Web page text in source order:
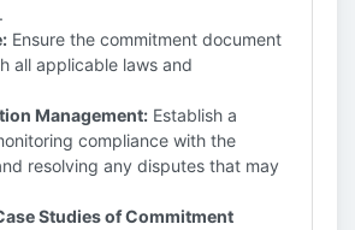
Ensure the commitment document
all applicable laws and
Management: Establish a
compliance with the
resolving any disputes that may
Studies of Commitment